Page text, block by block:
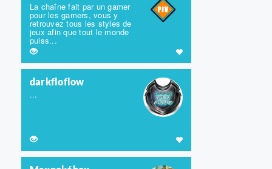
La chaîne fait par un gamer
pour les gamers, vous y
retrouvez tous les styles de
jeux afin que tout le monde
puiss...
darkfloflow
...